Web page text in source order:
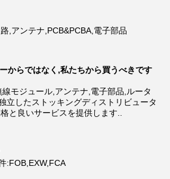
,アンテナ,PCB&PCBA,電子部品
からではなく,私たちから買うべきです
モジュール,アンテナ,電子部品,ルータ
立したストッキングディストリビュータ
と良いサービスを提供します..
:FOB,EXW,FCA